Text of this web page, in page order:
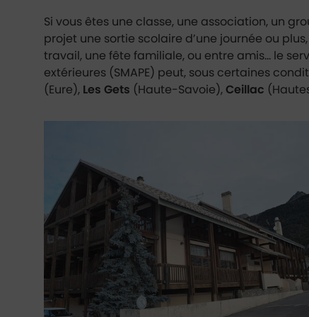
Si vous êtes une classe, une association, un
projet une sortie scolaire d’une journée ou
travail, une fête familiale, ou entre amis... le
extérieures (SMAPE) peut, sous certaines
(Eure), Les Gets (Haute-Savoie), Ceillac